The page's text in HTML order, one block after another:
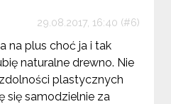
29.08.2017, 16:40
na plus choć ja i tak
naturalne drewno. Nie
plastycznych
się samodzielnie za